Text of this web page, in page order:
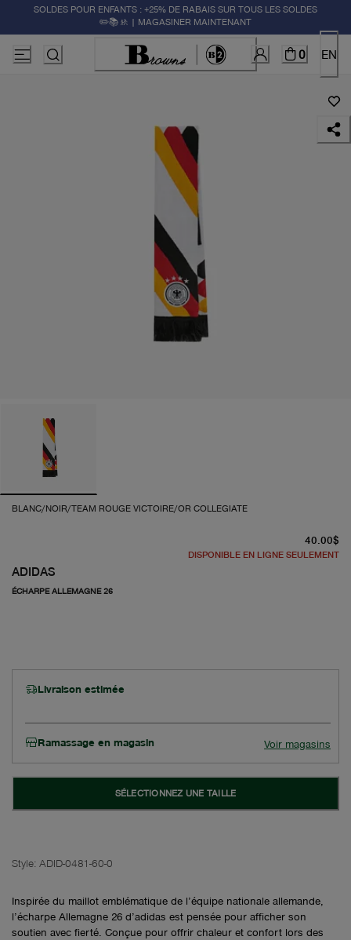
SOLDES POUR ENFANTS : +25% DE RABAIS SUR TOUS LES SOLDES
✏️📚🚸 | MAGASINER MAINTENANT
0 EN
BLANC/NOIR/TEAM ROUGE VICTOIRE/OR COLLEGIATE
ADIDAS
ÉCHARPE ALLEMAGNE 26
40.00$
DISPONIBLE EN LIGNE SEULEMENT
Livraison estimée
Ramassage en magasin Voir magasins
SÉLECTIONNEZ UNE TAILLE
Style: ADID-0481-60-0
Inspirée du maillot emblématique de l’équipe nationale allemande,
l’écharpe Allemagne 26 d’adidas est pensée pour afficher son
soutien avec fierté. Conçue pour offrir chaleur et confort lors des